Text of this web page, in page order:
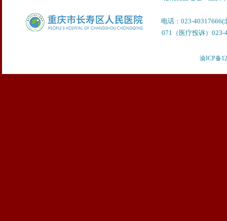
电话：023-
071（医疗投诉）023-
渝ICP备